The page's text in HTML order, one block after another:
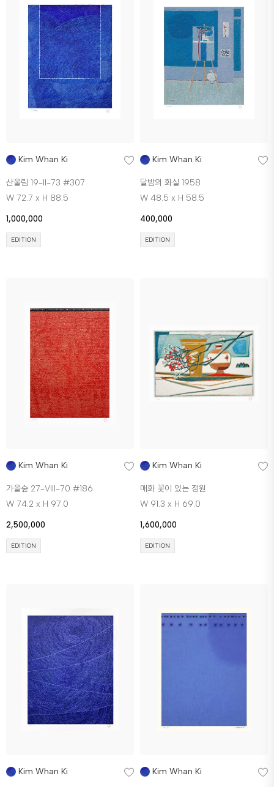
Kim Whan Ki
산울림 19-II-73 #307
W 72.7 x H 88.5
1,000,000
EDITION
Kim Whan Ki
달밤의 화실 1958
W 48.5 x H 58.5
400,000
EDITION
Kim Whan Ki
가을숲 27-Vlll-70 #186
W 74.2 x H 97.0
2,500,000
EDITION
Kim Whan Ki
매화 꽃이 있는 정원
W 91.3 x H 69.0
1,600,000
EDITION
Kim Whan Ki Kim Whan Ki